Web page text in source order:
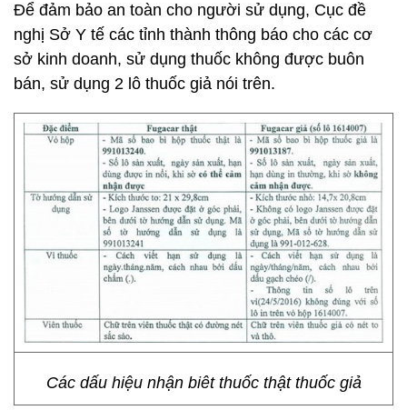
Để đảm bảo an toàn cho người sử dụng, Cục đề
nghị Sở Y tế các tỉnh thành thông báo cho các cơ
sở kinh doanh, sử dụng thuốc không được buôn
bán, sử dụng 2 lô thuốc giả nói trên.
Các dấu hiệu nhận biêt thuốc thật thuốc giả